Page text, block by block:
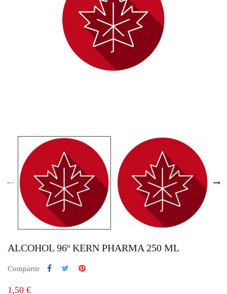
ALCOHOL 96º KERN PHARMA 250 ML
Compartir
1,50 €